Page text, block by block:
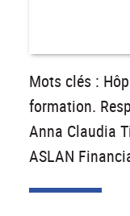
Mots clés :
formation.
Anna Claudia
ASLAN